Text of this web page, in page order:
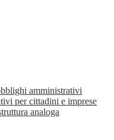
amministrativi
per cittadini e imprese
analoga